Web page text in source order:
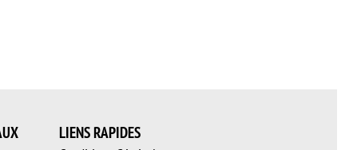
LIENS RAPIDES